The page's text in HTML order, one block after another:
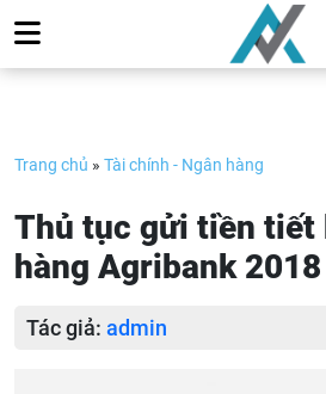
to
content
Trang chủ » Tài chính - Ngân hàng
Thủ tục gửi tiền tiết
hàng Agribank 2018
Tác giả: admin